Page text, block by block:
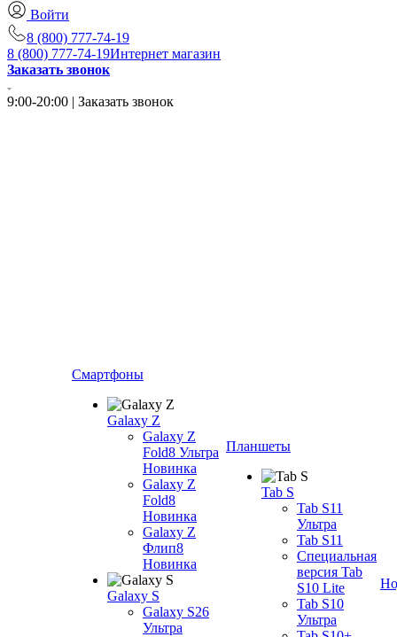
Войти
8 (800) 777-74-19
8 (800) 777-74-19Интернет магазин
Заказать звонок
9:00-20:00 | Заказать звонок
Смартфоны
Galaxy Z
Galaxy Z
Fold8 Ультра
Новинка
Galaxy Z
Fold8
Новинка
Galaxy Z
Флип8
Новинка
Galaxy S
Galaxy S26
Ультра
Планшеты
Tab S
Tab S11
Ультра
Tab S11
Специальная
версия Tab
S10 Lite
Tab S10
Ультра